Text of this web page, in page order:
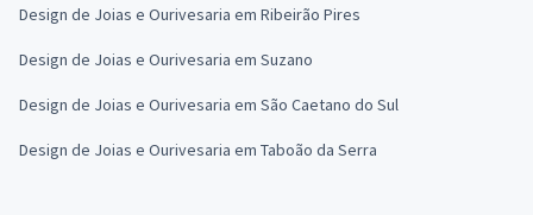
Design de Joias e Ourivesaria em Ribeirão Pires
Design de Joias e Ourivesaria em Suzano
Design de Joias e Ourivesaria em São Caetano do Sul
Design de Joias e Ourivesaria em Taboão da Serra